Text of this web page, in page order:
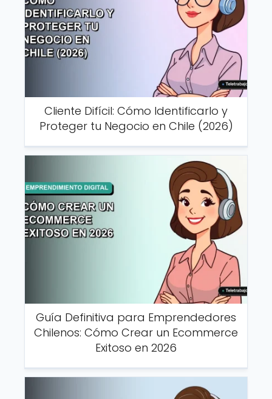
Cliente Difícil: Cómo Identificarlo y
Proteger tu Negocio en Chile (2026)
Guía Definitiva para Emprendedores
Chilenos: Cómo Crear un Ecommerce
Exitoso en 2026